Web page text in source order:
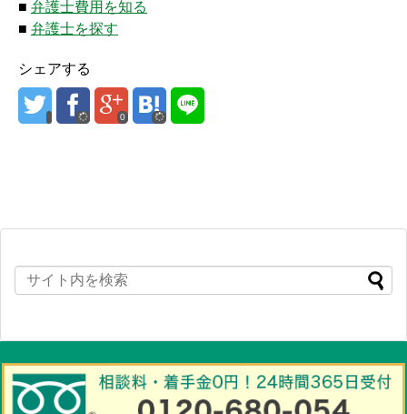
■ 弁護士費用を知る
■ 弁護士を探す
シェアする
0
Copyright©交通事故 弁護士相談アシスト（初めて事故の被害者になられた
方へ 慰謝料・示談交渉から弁護士相談まで分かりやすく解説） All Rights
Reserved.